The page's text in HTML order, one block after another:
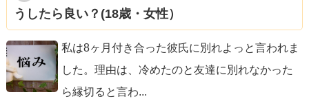
うしたら良い？(18歳・女性）
私は8ヶ月付き合った彼氏に別れよっと言われま
した。理由は、冷めたのと友達に別れなかった
ら縁切ると言わ...